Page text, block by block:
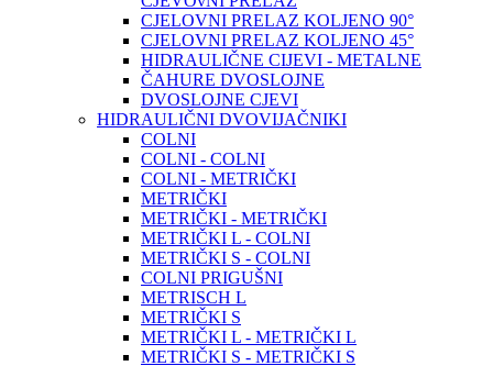
CJELOVNI PRELAZ KOLJENO 90°
CJELOVNI PRELAZ KOLJENO 45°
HIDRAULIČNE CIJEVI - METALNE
ČAHURE DVOSLOJNE
DVOSLOJNE CJEVI
HIDRAULIČNI DVOVIJAČNIKI
COLNI
COLNI - COLNI
COLNI - METRIČKI
METRIČKI
METRIČKI - METRIČKI
METRIČKI L - COLNI
METRIČKI S - COLNI
COLNI PRIGUŠNI
METRISCH L
METRIČKI S
METRIČKI L - METRIČKI L
METRIČKI S - METRIČKI S